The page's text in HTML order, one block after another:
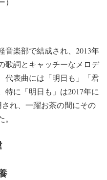
音楽部で結成され、2013年
歌詞とキャッチーなメロデ
代表曲には「明日も」「君
特に「明日も」は2017年に
れ、一躍お茶の間にその